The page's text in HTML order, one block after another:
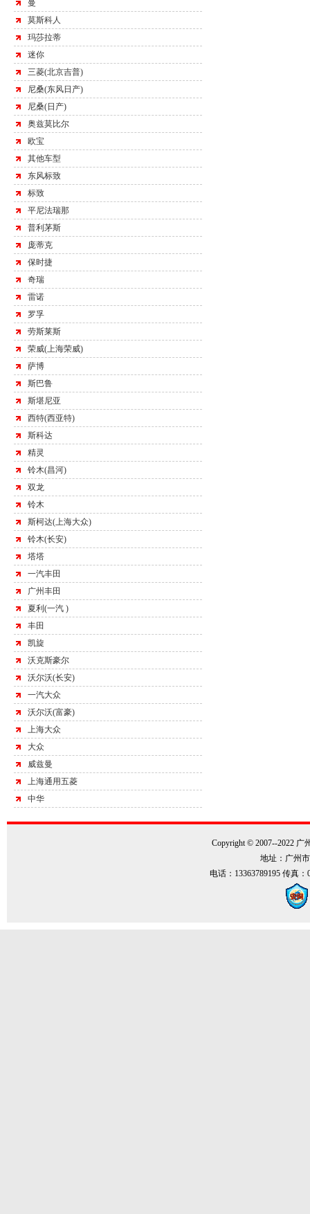
曼
莫斯科人
玛莎拉蒂
迷你
三菱(北京吉普)
尼桑(东风日产)
尼桑(日产)
奥兹莫比尔
欧宝
其他车型
东风标致
标致
平尼法瑞那
普利茅斯
庞蒂克
保时捷
奇瑞
雷诺
罗孚
劳斯莱斯
荣威(上海荣威)
萨博
斯巴鲁
斯堪尼亚
西特(西亚特)
斯科达
精灵
铃木(昌河)
双龙
铃木
斯柯达(上海大众)
铃木(长安)
塔塔
一汽丰田
广州丰田
夏利(一汽 )
丰田
凯旋
沃克斯豪尔
沃尔沃(长安)
一汽大众
沃尔沃(富豪)
上海大众
大众
威兹曼
上海通用五菱
中华
Copyright © 2007--2022 广
地址：广州
电话：13363789195 传真：